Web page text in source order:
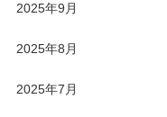
2025年9月
2025年8月
2025年7月